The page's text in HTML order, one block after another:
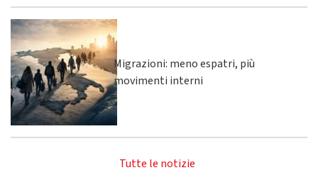
Migrazioni: meno espatri, più
movimenti interni
Tutte le notizie